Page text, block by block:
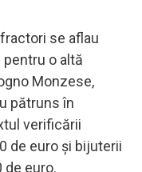
se aflau
o altă
Monzese,
pătruns în
verificării
de euro și bijuterii
de euro.